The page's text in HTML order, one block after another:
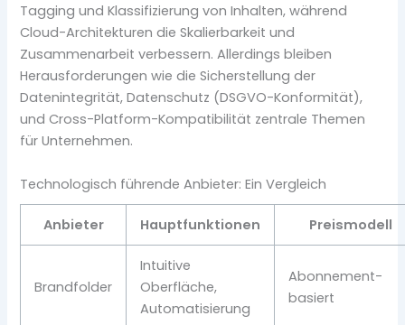
Tagging und Klassifizierung von Inhalten, während
Cloud-Architekturen die Skalierbarkeit und
Zusammenarbeit verbessern. Allerdings bleiben
Herausforderungen wie die Sicherstellung der
Datenintegrität, Datenschutz (DSGVO-Konformität),
und Cross-Platform-Kompatibilität zentrale Themen
für Unternehmen.
Technologisch führende Anbieter: Ein Vergleich
Anbieter Hauptfunktionen Preismodell
Brandfolder
Intuitive
Oberfläche,
Automatisierung
Abonnement-
basiert